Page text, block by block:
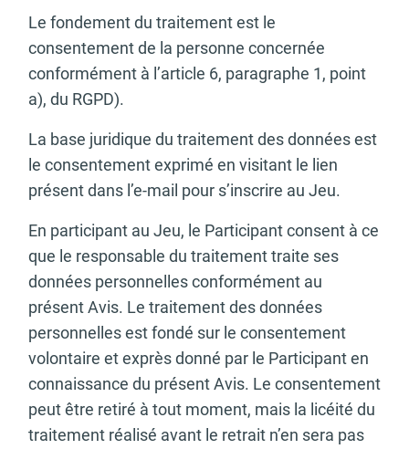
Le fondement du traitement est le
consentement de la personne concernée
conformément à l’article 6, paragraphe 1, point
a), du RGPD).
La base juridique du traitement des données est
le consentement exprimé en visitant le lien
présent dans l’e-mail pour s’inscrire au Jeu.
En participant au Jeu, le Participant consent à ce
que le responsable du traitement traite ses
données personnelles conformément au
présent Avis. Le traitement des données
personnelles est fondé sur le consentement
volontaire et exprès donné par le Participant en
connaissance du présent Avis. Le consentement
peut être retiré à tout moment, mais la licéité du
traitement réalisé avant le retrait n’en sera pas